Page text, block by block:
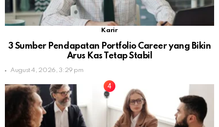
Karir
3 Sumber Pendapatan Portfolio Career yang Bikin
Arus Kas Tetap Stabil
August 4, 2026, 3:29 pm